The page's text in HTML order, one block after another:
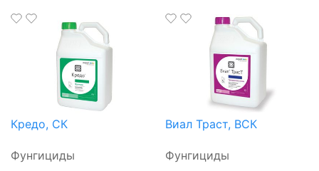
Кредо, СК
Фунгициды
Виал Траст, ВСК
Фунгициды